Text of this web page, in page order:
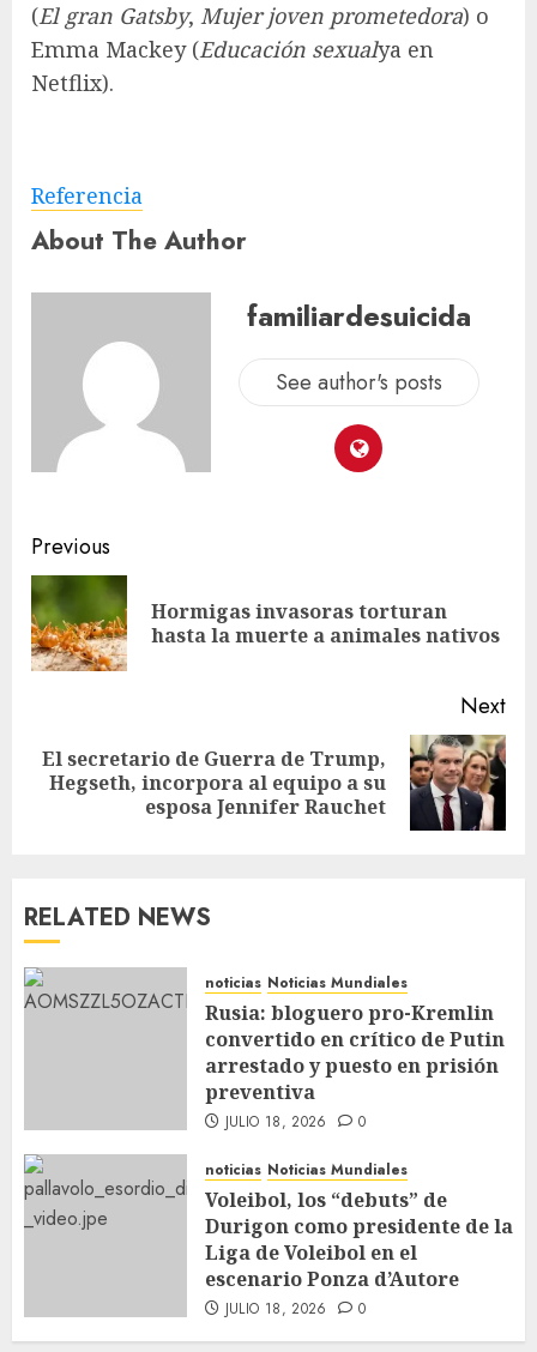
(El gran Gatsby, Mujer joven prometedora) o
Emma Mackey (Educación sexualya en
Netflix).
Referencia
About The Author
familiardesuicida
See author's posts
Previous
Hormigas invasoras torturan
hasta la muerte a animales nativos
Next
El secretario de Guerra de Trump,
Hegseth, incorpora al equipo a su
esposa Jennifer Rauchet
RELATED NEWS
noticias Noticias Mundiales
Rusia: bloguero pro-Kremlin
convertido en crítico de Putin
arrestado y puesto en prisión
preventiva
JULIO 18, 2026 0
noticias Noticias Mundiales
Voleibol, los “debuts” de
Durigon como presidente de la
Liga de Voleibol en el
escenario Ponza d’Autore
JULIO 18, 2026 0